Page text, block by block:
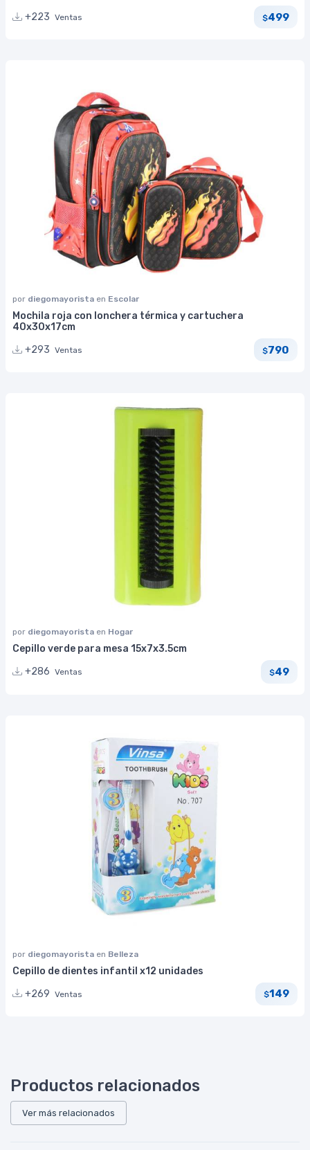
+223 Ventas $499
por diegomayorista en Escolar
Mochila roja con lonchera térmica y cartuchera
40x30x17cm
+293 Ventas $790
por diegomayorista en Hogar
Cepillo verde para mesa 15x7x3.5cm
+286 Ventas $49
por diegomayorista en Belleza
Cepillo de dientes infantil x12 unidades
+269 Ventas $149
Productos relacionados
Ver más relacionados